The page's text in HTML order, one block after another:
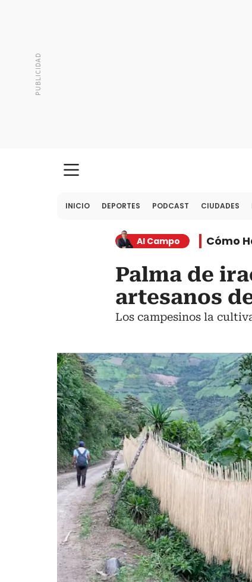
INICIO DEPORTES PODCAST CIUDADES
Al Campo Cómo
Palma de
artesanos
Los campesinos la